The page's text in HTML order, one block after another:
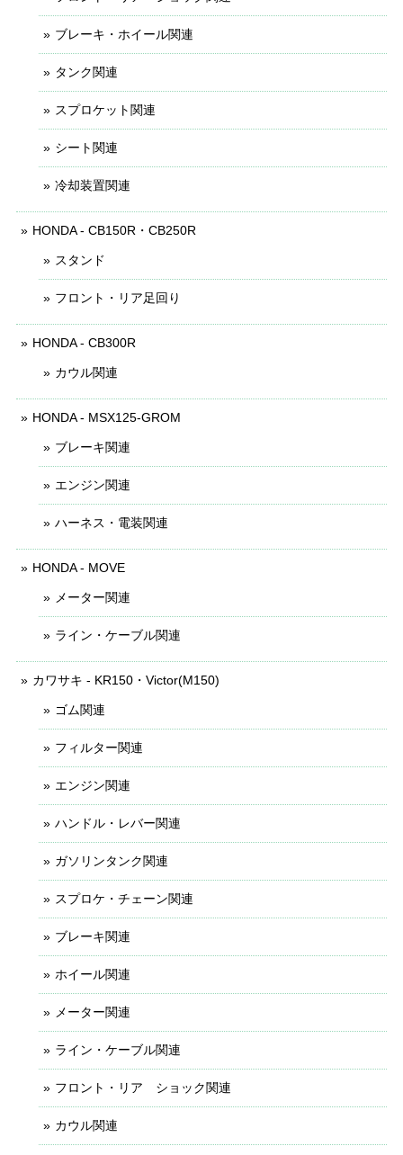
ブレーキ・ホイール関連
タンク関連
スプロケット関連
シート関連
冷却装置関連
HONDA - CB150R・CB250R
スタンド
フロント・リア足回り
HONDA - CB300R
カウル関連
HONDA - MSX125-GROM
ブレーキ関連
エンジン関連
ハーネス・電装関連
HONDA - MOVE
メーター関連
ライン・ケーブル関連
カワサキ - KR150・Victor(M150)
ゴム関連
フィルター関連
エンジン関連
ハンドル・レバー関連
ガソリンタンク関連
スプロケ・チェーン関連
ブレーキ関連
ホイール関連
メーター関連
ライン・ケーブル関連
フロント・リア ショック関連
カウル関連